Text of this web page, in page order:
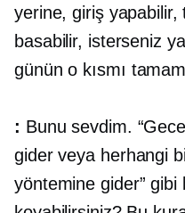
yerine, giriş
basabilir, isterseniz
günün o kısmı
: Bunu sevdim.
gider veya herhangi
yöntemine gider” gibi